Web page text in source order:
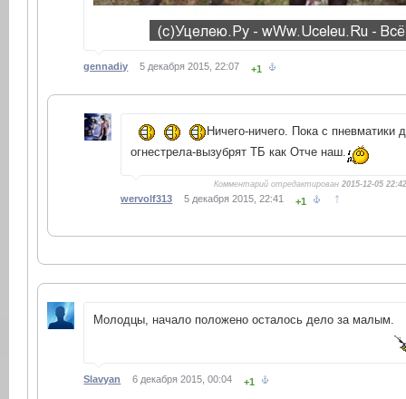
gennadiy 5 декабря 2015, 22:07 +1
Ничего-ничего. Пока с пневматики
огнестрела-вызубрят ТБ как Отче наш.
Комментарий отредактирован2015-12-05
wervolf313 5 декабря 2015, 22:41 +1 ↑
Молодцы, начало положено осталось дело за малым.
Slavyan 6 декабря 2015, 00:04 +1